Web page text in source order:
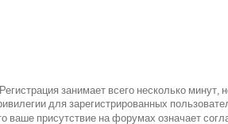
занимает всего несколько
для зарегистрированных
ваше присутствие на форумах означает